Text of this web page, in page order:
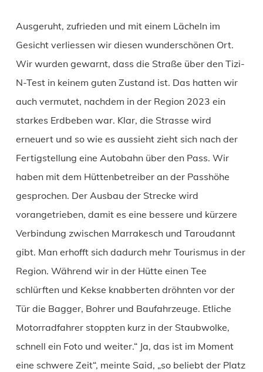
Ausgeruht, zufrieden und mit einem Lächeln im
Gesicht verliessen wir diesen wunderschönen Ort.
Wir wurden gewarnt, dass die Straße über den Tizi-
N-Test in keinem guten Zustand ist. Das hatten wir
auch vermutet, nachdem in der Region 2023 ein
starkes Erdbeben war. Klar, die Strasse wird
erneuert und so wie es aussieht zieht sich nach der
Fertigstellung eine Autobahn über den Pass. Wir
haben mit dem Hüttenbetreiber an der Passhöhe
gesprochen. Der Ausbau der Strecke wird
vorangetrieben, damit es eine bessere und kürzere
Verbindung zwischen Marrakesch und Taroudannt
gibt. Man erhofft sich dadurch mehr Tourismus in der
Region. Während wir in der Hütte einen Tee
schlürften und Kekse knabberten dröhnten vor der
Tür die Bagger, Bohrer und Baufahrzeuge. Etliche
Motorradfahrer stoppten kurz in der Staubwolke,
schnell ein Foto und weiter.“ Ja, das ist im Moment
eine schwere Zeit“, meinte Said, „so beliebt der Platz